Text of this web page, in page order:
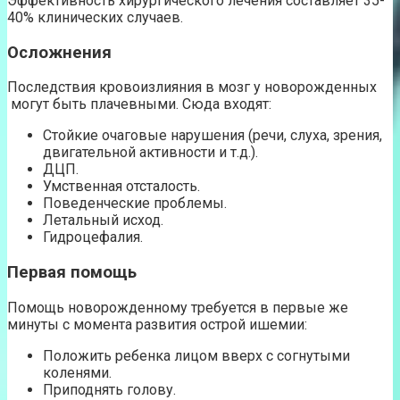
40% клинических случаев.
Осложнения
Последствия кровоизлияния в мозг у новорожденных
могут быть плачевными. Сюда входят:
Стойкие очаговые нарушения (речи, слуха, зрения,
двигательной активности и т.д.).
ДЦП.
Умственная отсталость.
Поведенческие проблемы.
Летальный исход.
Гидроцефалия.
Первая помощь
Помощь новорожденному требуется в первые же
минуты с момента развития острой ишемии:
Положить ребенка лицом вверх с согнутыми
коленями.
Приподнять голову.